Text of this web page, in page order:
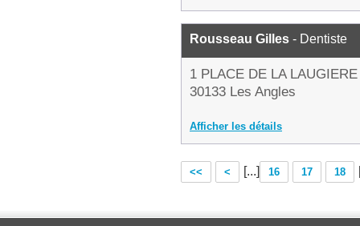
Rousseau Gilles - Dentiste
1 PLACE DE LA LAUGIERE
30133 Les Angles
Afficher les détails
<< < [...] 16 17 18